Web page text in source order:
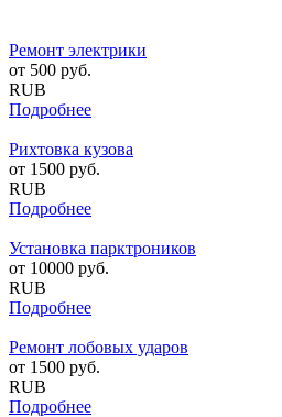
Ремонт электрики
от 500 руб.
RUB
Подробнее
Рихтовка кузова
от 1500 руб.
RUB
Подробнее
Установка парктроников
от 10000 руб.
RUB
Подробнее
Ремонт лобовых ударов
от 1500 руб.
RUB
Подробнее